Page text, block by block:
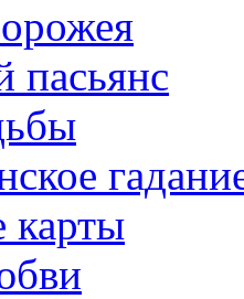
пасьянс
карты